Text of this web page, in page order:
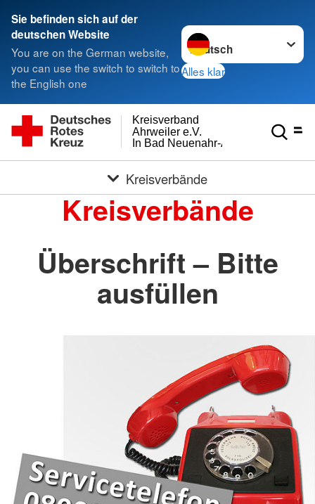
Sie befinden sich auf der
deutschen Website
You are on the German website,
you can use the switch to switch to
the English one
Sprache wechseln zu
Alles klar
In Bad Neuenahr-Ahrweiler
Ahrweiler e.V.
Kreisverband
Kreisverbände
Kreisverbände
Überschrift – Bitte
ausfüllen